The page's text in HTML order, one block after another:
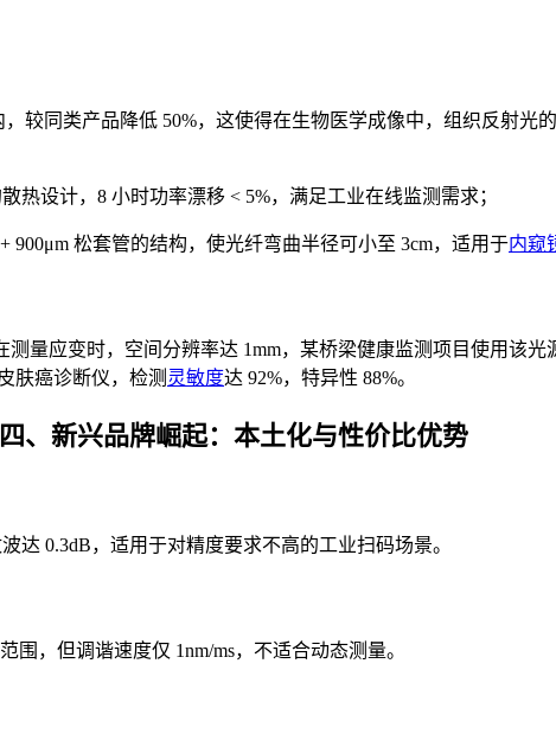
较同类产品降低 50%，这使得在生物医学成像中，组织反射光
热设计，8 小时功率漂移 < 5%，满足工业在线监测需求；
900μm 松套管的结构，使光纤弯曲半径可小至 3cm，适用于内窥
测量应变时，空间分辨率达 1mm，某桥梁健康监测项目使用该
肤癌诊断仪，检测 灵敏度达 92%，特异性 88%。
四、新兴品牌崛起：本土化与性价比优势
达 0.3dB，适用于对精度要求不高的工业扫码场景。
围，但调谐速度仅 1nm/ms，不适合动态测量。